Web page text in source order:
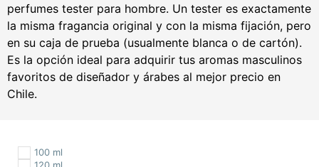
perfumes tester para hombre. Un tester es exactamente
la misma fragancia original y con la misma fijación, pero
en su caja de prueba (usualmente blanca o de cartón).
Es la opción ideal para adquirir tus aromas masculinos
favoritos de diseñador y árabes al mejor precio en
Chile.
100 ml